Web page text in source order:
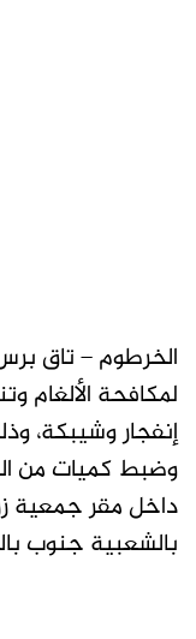
الخرطوم – تاق
لمكافحة الألغام
إنفجار وشيبكة،
وضبط كميات من
داخل مقر جمعية
بالشعبية جنوب